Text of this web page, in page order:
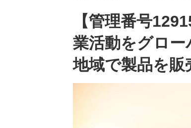
【管理番号
業活動をグロー
地域で製品を販